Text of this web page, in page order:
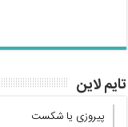
تایم لاین
پیروزی یا شکست